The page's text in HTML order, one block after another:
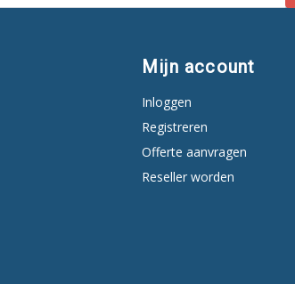
Mijn account
Inloggen
Registreren
Offerte aanvragen
Reseller worden